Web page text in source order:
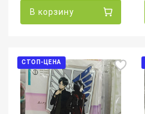
В корзину
СТОП-ЦЕНА